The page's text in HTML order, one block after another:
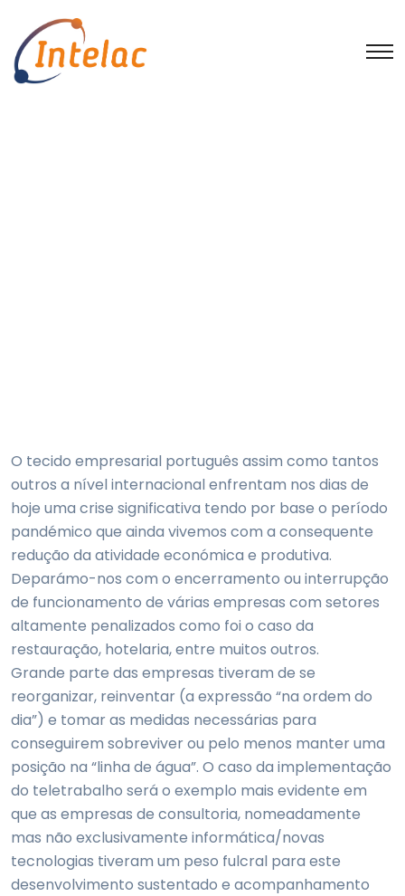
O tecido empresarial português assim como tantos
outros a nível internacional enfrentam nos dias de
hoje uma crise significativa tendo por base o período
pandémico que ainda vivemos com a consequente
redução da atividade económica e produtiva.
Deparámo-nos com o encerramento ou interrupção
de funcionamento de várias empresas com setores
altamente penalizados como foi o caso da
restauração, hotelaria, entre muitos outros.
Grande parte das empresas tiveram de se
reorganizar, reinventar (a expressão “na ordem do
dia”) e tomar as medidas necessárias para
conseguirem sobreviver ou pelo menos manter uma
posição na “linha de água”. O caso da implementação
do teletrabalho será o exemplo mais evidente em
que as empresas de consultoria, nomeadamente
mas não exclusivamente informática/novas
tecnologias tiveram um peso fulcral para este
desenvolvimento sustentado e acompanhamento